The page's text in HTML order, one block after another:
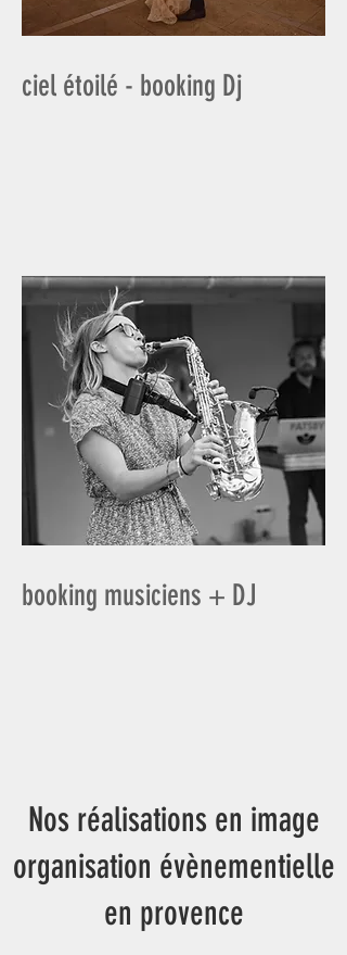
ciel étoilé - booking Dj
booking musiciens + DJ
Nos réalisations en image
organisation évènementielle
en provence